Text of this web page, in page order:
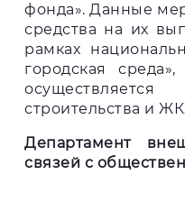
фонда». Данные
средства на их
рамках
городская
строительства и
Департамент
связей с